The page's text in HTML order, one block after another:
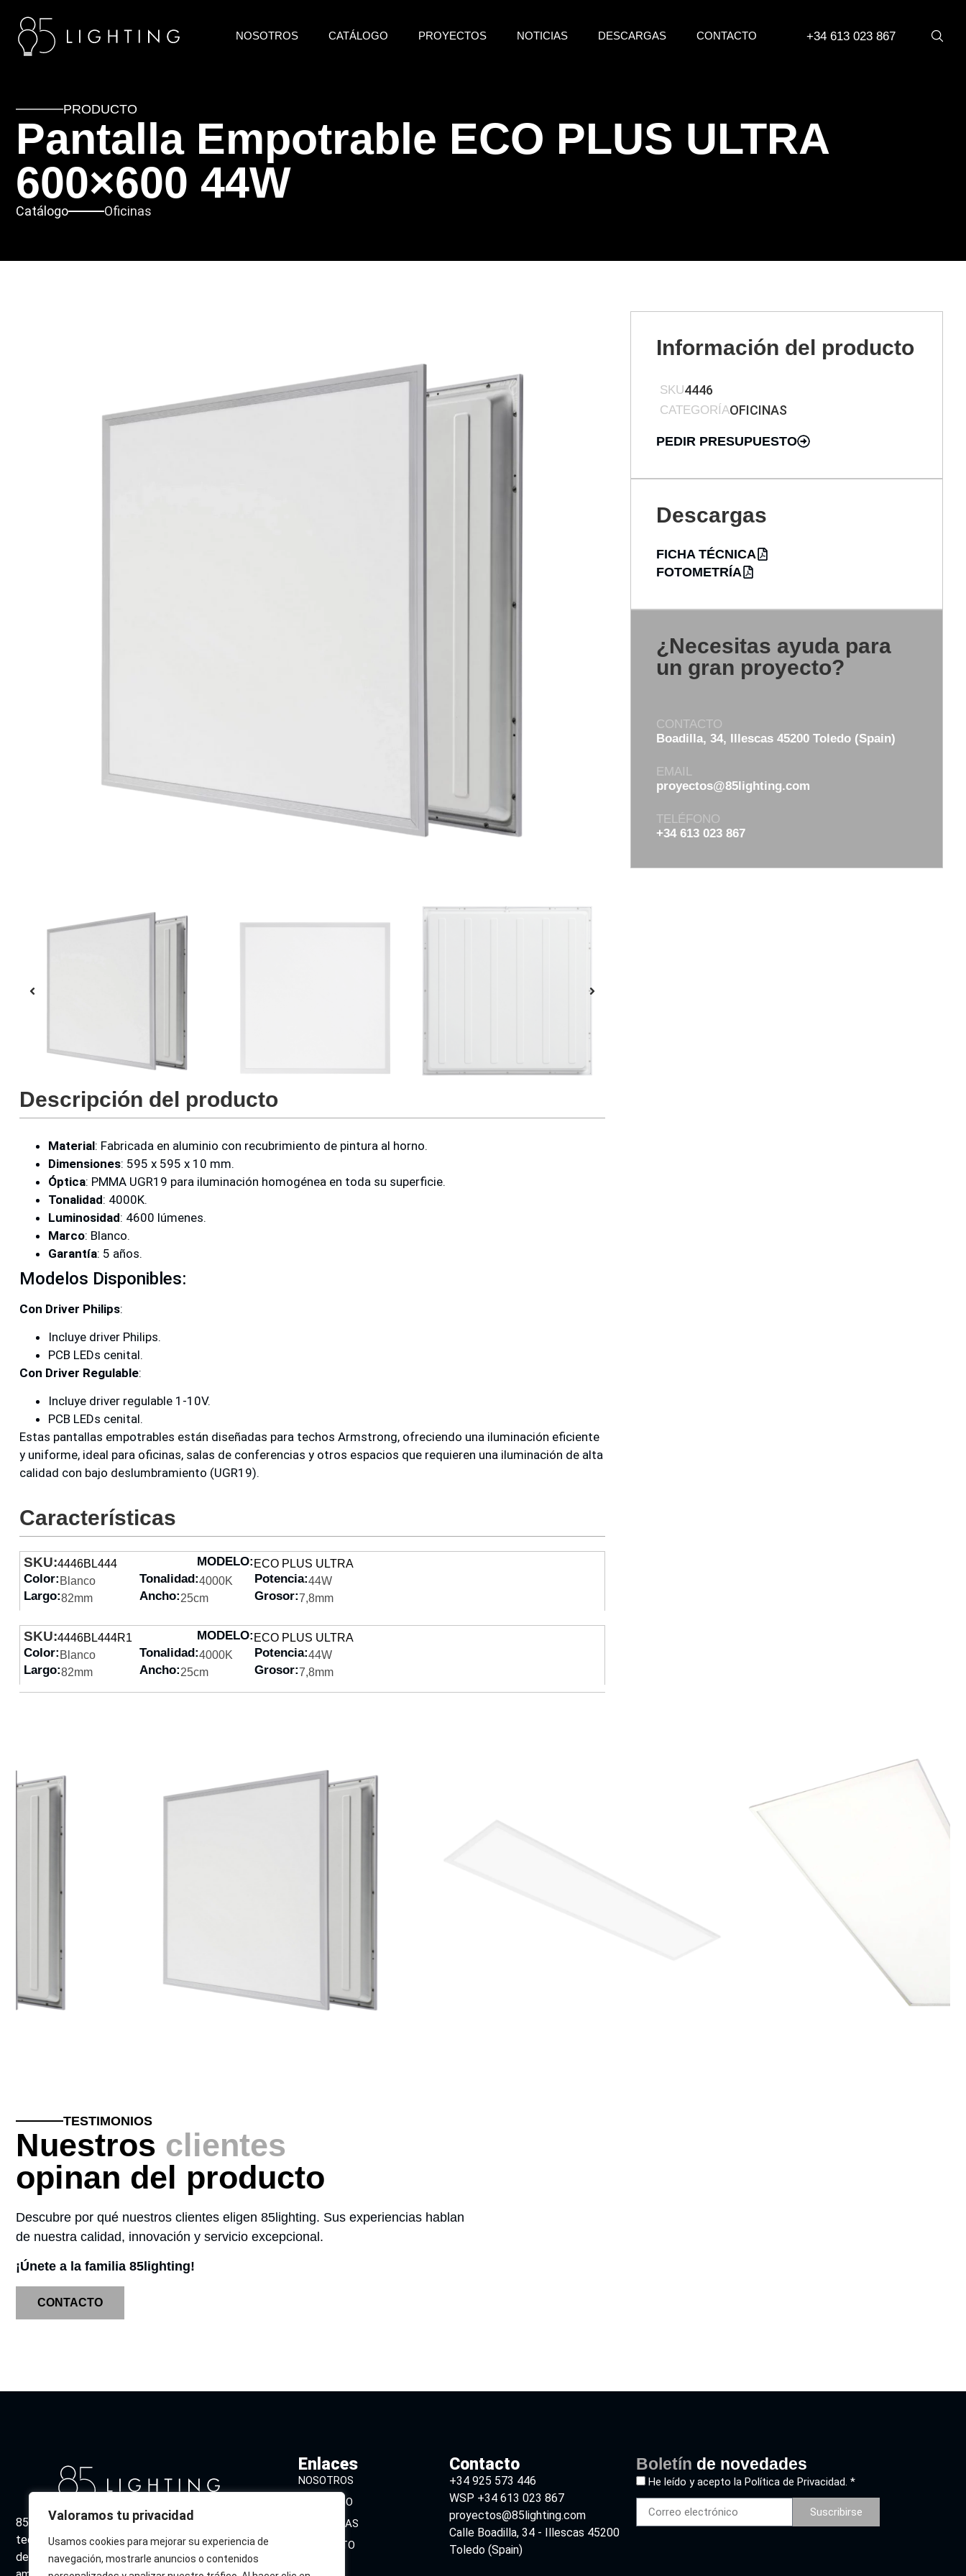
Valoramos tu privacidad
Usamos cookies para mejorar su experiencia de
navegación, mostrarle anuncios o contenidos
NOSOTROS CATÁLOGO PROYECTOS NOTICIAS DESCARGAS CONTACTO +34 613 023 867
PRODUCTO
Pantalla Empotrable ECO PLUS ULTRA
600×600 44W
Catálogo Oficinas
Descripción del producto
Material: Fabricada en aluminio con recubrimiento de pintura al horno.
Dimensiones: 595 x 595 x 10 mm.
Óptica: PMMA UGR19 para iluminación homogénea en toda su superficie.
Tonalidad: 4000K.
Luminosidad: 4600 lúmenes.
Marco: Blanco.
Garantía: 5 años.
Modelos Disponibles:
Con Driver Philips:
Incluye driver Philips.
PCB LEDs cenital.
Con Driver Regulable:
Incluye driver regulable 1-10V.
PCB LEDs cenital.
Estas pantallas empotrables están diseñadas para techos Armstrong, ofreciendo una iluminación eficiente
y uniforme, ideal para oficinas, salas de conferencias y otros espacios que requieren una iluminación de alta
calidad con bajo deslumbramiento (UGR19).
Características
SKU:4446BL444 MODELO: ECO PLUS ULTRA
Color: Blanco Tonalidad:4000K Potencia:44W
Largo:82mm Ancho:25cm Grosor:7,8mm
SKU:4446BL444R1 MODELO: ECO PLUS ULTRA
Color: Blanco Tonalidad:4000K Potencia:44W
Largo:82mm Ancho:25cm Grosor:7,8mm
Información del producto
SKU4446
CATEGORÍAOFICINAS
PEDIR PRESUPUESTO
Descargas
FICHA TÉCNICA
FOTOMETRÍA
¿Necesitas ayuda para
un gran proyecto?
CONTACTO
Boadilla, 34, Illescas 45200 Toledo (Spain)
EMAIL
proyectos@85lighting.com
TELÉFONO
+34 613 023 867
Pantalla Empotrable PRO ULTRA
OFICINAS
Pantalla Empotrable ECO ULTRA
OFICINAS
Pantalla Empotrable ULTRA
TESTIMONIOS
Nuestros clientes
opinan del producto
Descubre por qué nuestros clientes eligen 85lighting. Sus experiencias hablan
de nuestra calidad, innovación y servicio excepcional.
¡Únete a la familia 85lighting!
CONTACTO
85 Lighting combina diseño vanguardista y
tecnología sostenible para ofrecer soluciones
de iluminación excepcionales. Expertos en crear
Enlaces
NOSOTROS
CATÁLOGO
DESCARGAS
CONTACTO
Contacto
+34 925 573 446
WSP +34 613 023 867
proyectos@85lighting.com
Calle Boadilla, 34 - Illescas 45200
Toledo (Spain)
Boletín de novedades
He leído y acepto la Política de Privacidad. *
Suscribirse